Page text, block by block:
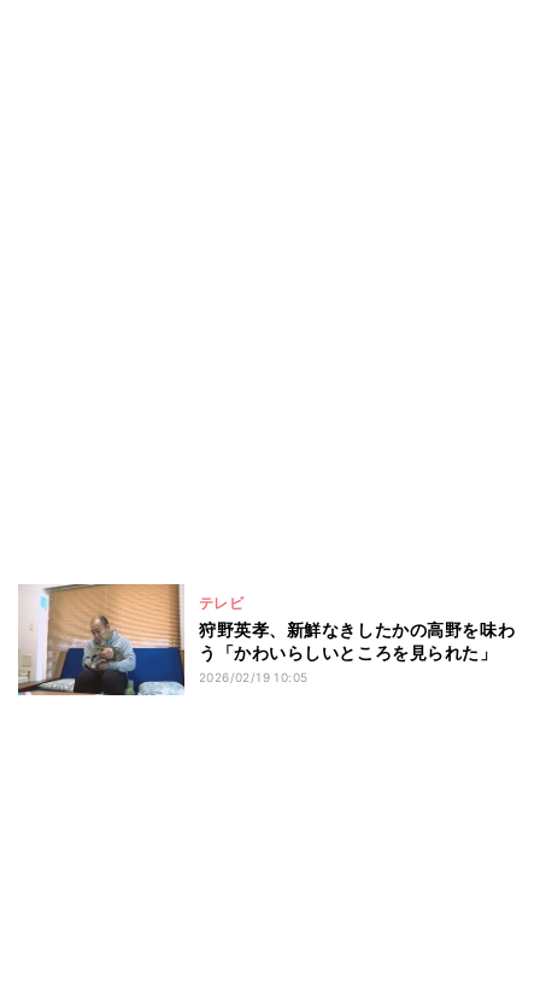
テレビ
狩野英孝、新鮮なきしたかの高野を味わ
う「かわいらしいところを見られた」
2026/02/19 10:05